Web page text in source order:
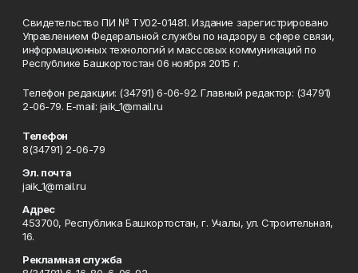
Свидетельство ПИ № ТУ02-01481. Издание зарегистрировано
Управлением Федеральной службы по надзору в сфере связи,
информационных технологий и массовых коммуникаций по
Республике Башкортостан 06 ноября 2015 г.
Телефон редакции: (34791) 6-06-92. Главный редактор: (34791)
2-06-79. Е-mаil: jaik_1@mail.ru
Телефон
8(34791) 2-06-79
Эл. почта
jaik_1@mail.ru
Адрес
453700, Республика Башкортостан, г. Учалы, ул. Строительная,
16.
Рекламная служба